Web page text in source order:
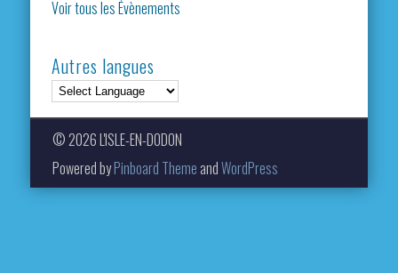
Voir tous les Évènements
Autres langues
© 2026 L'ISLE-EN-DODON
Powered byPinboard Theme andWordPress